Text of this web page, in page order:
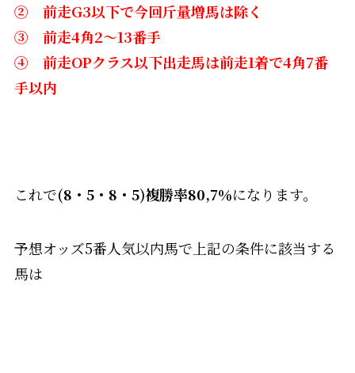
② 前走G3以下で今回斤量増馬は除く
③ 前走4角2～13番手
④ 前走OPクラス以下出走馬は前走1着で4角7番
手以内
これで(8・5・8・5)複勝率80,7％になります。
予想オッズ5番人気以内馬で上記の条件に該当する
馬は